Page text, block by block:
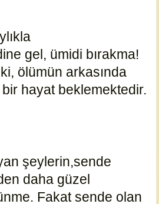
gel, ümidi bırakma!
ölümün arkasında
hayat beklemektedir.
şeylerin,sende
daha güzel
Fakat sende olan